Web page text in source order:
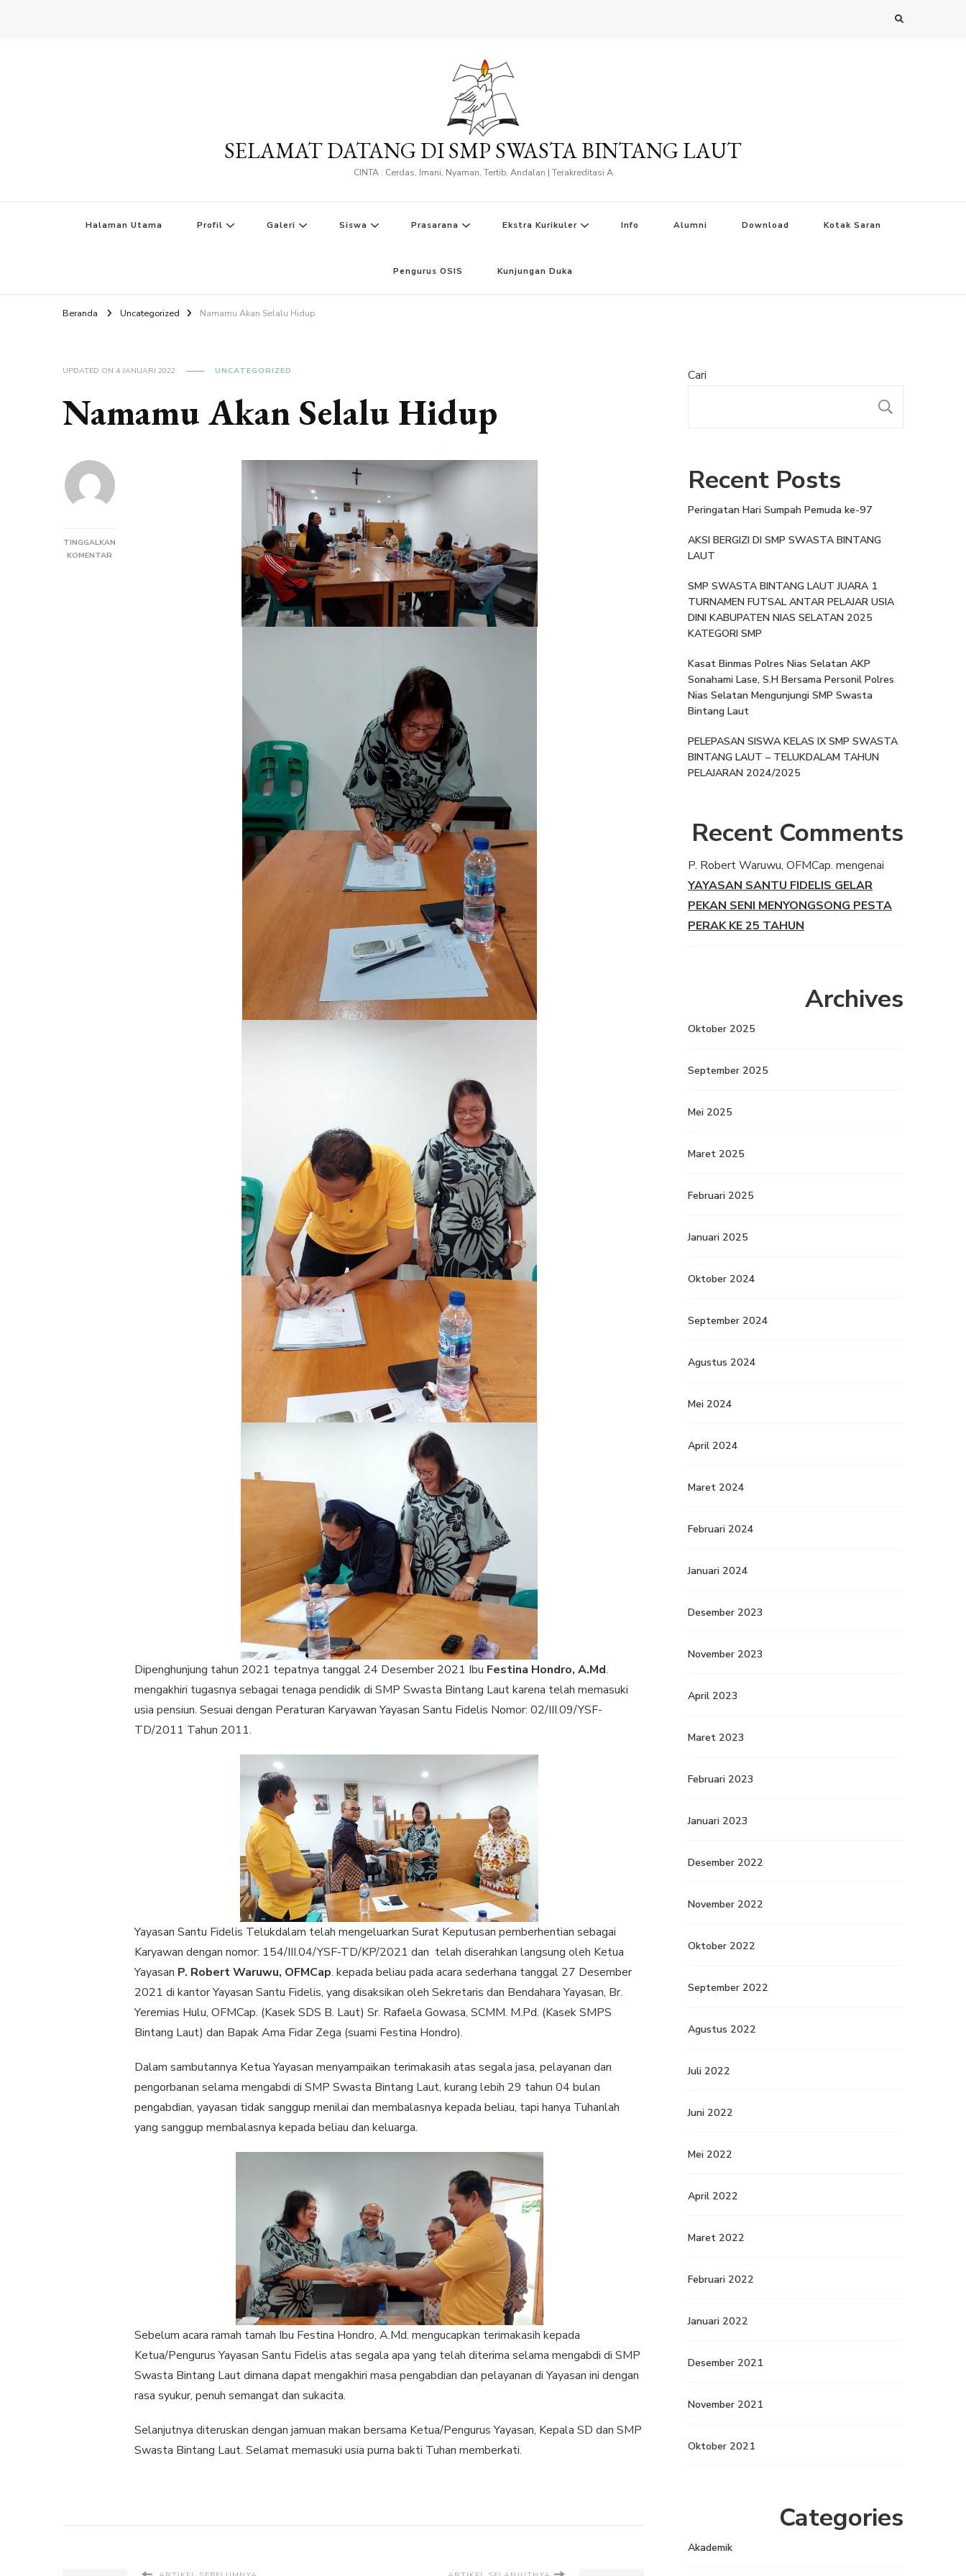
SELAMAT DATANG DI SMP SWASTA BINTANG LAUT
CINTA : Cerdas, Imani, Nyaman, Tertib, Andalan | Terakreditasi A
Halaman Utama Profil Galeri Siswa Prasarana Ekstra Kurikuler Info Alumni Download Kotak Saran
Pengurus OSIS Kunjungan Duka
Beranda Uncategorized Namamu Akan Selalu Hidup
UPDATED ON 4 JANUARI 2022 UNCATEGORIZED
Namamu Akan Selalu Hidup
TINGGALKAN
KOMENTAR
Dipenghunjung tahun 2021 tepatnya tanggal 24 Desember 2021 Ibu Festina Hondro, A.Md.
mengakhiri tugasnya sebagai tenaga pendidik di SMP Swasta Bintang Laut karena telah memasuki
usia pensiun. Sesuai dengan Peraturan Karyawan Yayasan Santu Fidelis Nomor: 02/III.09/YSF-
TD/2011 Tahun 2011.
Yayasan Santu Fidelis Telukdalam telah mengeluarkan Surat Keputusan pemberhentian sebagai
Karyawan dengan nomor: 154/III.04/YSF-TD/KP/2021 dan telah diserahkan langsung oleh Ketua
Yayasan P. Robert Waruwu, OFMCap. kepada beliau pada acara sederhana tanggal 27 Desember
2021 di kantor Yayasan Santu Fidelis, yang disaksikan oleh Sekretaris dan Bendahara Yayasan, Br.
Yeremias Hulu, OFMCap. (Kasek SDS B. Laut) Sr. Rafaela Gowasa, SCMM. M.Pd. (Kasek SMPS
Bintang Laut) dan Bapak Ama Fidar Zega (suami Festina Hondro).
Dalam sambutannya Ketua Yayasan menyampaikan terimakasih atas segala jasa, pelayanan dan
pengorbanan selama mengabdi di SMP Swasta Bintang Laut, kurang lebih 29 tahun 04 bulan
pengabdian, yayasan tidak sanggup menilai dan membalasnya kepada beliau, tapi hanya Tuhanlah
yang sanggup membalasnya kepada beliau dan keluarga.
Sebelum acara ramah tamah Ibu Festina Hondro, A.Md. mengucapkan terimakasih kepada
Ketua/Pengurus Yayasan Santu Fidelis atas segala apa yang telah diterima selama mengabdi di SMP
Swasta Bintang Laut dimana dapat mengakhiri masa pengabdian dan pelayanan di Yayasan ini dengan
rasa syukur, penuh semangat dan sukacita.
Selanjutnya diteruskan dengan jamuan makan bersama Ketua/Pengurus Yayasan, Kepala SD dan SMP
Swasta Bintang Laut. Selamat memasuki usia purna bakti Tuhan memberkati.
Cari
Recent Posts
Peringatan Hari Sumpah Pemuda ke-97
AKSI BERGIZI DI SMP SWASTA BINTANG
LAUT
SMP SWASTA BINTANG LAUT JUARA 1
TURNAMEN FUTSAL ANTAR PELAJAR USIA
DINI KABUPATEN NIAS SELATAN 2025
KATEGORI SMP
Kasat Binmas Polres Nias Selatan AKP
Sonahami Lase, S.H Bersama Personil Polres
Nias Selatan Mengunjungi SMP Swasta
Bintang Laut
PELEPASAN SISWA KELAS IX SMP SWASTA
BINTANG LAUT – TELUKDALAM TAHUN
PELAJARAN 2024/2025
Recent Comments
P. Robert Waruwu, OFMCap. mengenai
YAYASAN SANTU FIDELIS GELAR
PEKAN SENI MENYONGSONG PESTA
PERAK KE 25 TAHUN
Archives
Oktober 2025
September 2025
Mei 2025
Maret 2025
Februari 2025
Januari 2025
Oktober 2024
September 2024
Agustus 2024
Mei 2024
April 2024
Maret 2024
Februari 2024
Januari 2024
Desember 2023
November 2023
April 2023
Maret 2023
Februari 2023
Januari 2023
Desember 2022
November 2022
Oktober 2022
September 2022
Agustus 2022
Juli 2022
Juni 2022
Mei 2022
April 2022
Maret 2022
Februari 2022
Januari 2022
Desember 2021
November 2021
Oktober 2021
Categories
Akademik